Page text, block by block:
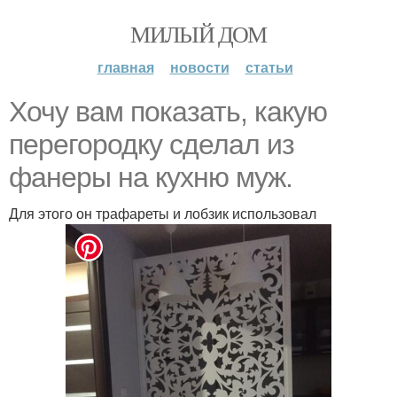
МИЛЫЙ ДОМ
главная новости статьи
Хочу вам показать, какую
перегородку сделал из
фанеры на кухню муж.
Для этого он трафареты и лобзик использовал